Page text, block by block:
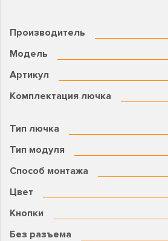
Производитель
Модель
Артикул
Комплектация лючка
Тип лючка
Тип модуля
Способ монтажа
Цвет
Кнопки
Без разъема